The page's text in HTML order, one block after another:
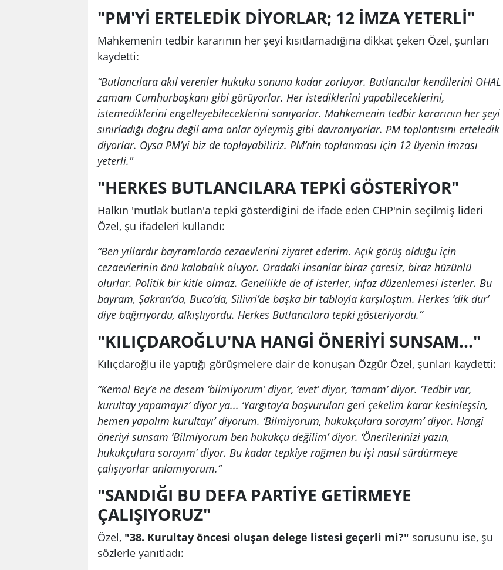
"PM'Yİ ERTELEDİK DİYORLAR; 12 İMZA YETERLİ"
Mahkemenin tedbir kararının her şeyi kısıtlamadığına dikkat çeken Özel, şunları
kaydetti:
“Butlancılara akıl verenler hukuku sonuna kadar zorluyor. Butlancılar kendilerini OHAL
zamanı Cumhurbaşkanı gibi görüyorlar. Her istediklerini yapabileceklerini,
istemediklerini engelleyebileceklerini sanıyorlar. Mahkemenin tedbir kararının her şeyi
sınırladığı doğru değil ama onlar öyleymiş gibi davranıyorlar. PM toplantısını erteledik
diyorlar. Oysa PM’yi biz de toplayabiliriz. PM’nin toplanması için 12 üyenin imzası
yeterli."
"HERKES BUTLANCILARA TEPKİ GÖSTERİYOR"
Halkın 'mutlak butlan'a tepki gösterdiğini de ifade eden CHP'nin seçilmiş lideri
Özel, şu ifadeleri kullandı:
“Ben yıllardır bayramlarda cezaevlerini ziyaret ederim. Açık görüş olduğu için
cezaevlerinin önü kalabalık oluyor. Oradaki insanlar biraz çaresiz, biraz hüzünlü
olurlar. Politik bir kitle olmaz. Genellikle de af isterler, infaz düzenlemesi isterler. Bu
bayram, Şakran’da, Buca’da, Silivri’de başka bir tabloyla karşılaştım. Herkes ‘dik dur’
diye bağırıyordu, alkışlıyordu. Herkes Butlancılara tepki gösteriyordu.”
"KILIÇDAROĞLU'NA HANGİ ÖNERİYİ SUNSAM..."
Kılıçdaroğlu ile yaptığı görüşmelere dair de konuşan Özgür Özel, şunları kaydetti:
“Kemal Bey’e ne desem ‘bilmiyorum’ diyor, ‘evet’ diyor, ‘tamam’ diyor. ‘Tedbir var,
kurultay yapamayız’ diyor ya... ‘Yargıtay’a başvuruları geri çekelim karar kesinleşsin,
hemen yapalım kurultayı’ diyorum. ‘Bilmiyorum, hukukçulara sorayım’ diyor. Hangi
öneriyi sunsam ‘Bilmiyorum ben hukukçu değilim’ diyor. ‘Önerilerinizi yazın,
hukukçulara sorayım’ diyor. Bu kadar tepkiye rağmen bu işi nasıl sürdürmeye
çalışıyorlar anlamıyorum.”
"SANDIĞI BU DEFA PARTİYE GETİRMEYE
ÇALIŞIYORUZ"
Özel, "38. Kurultay öncesi oluşan delege listesi geçerli mi?" sorusunu ise, şu
sözlerle yanıtladı: